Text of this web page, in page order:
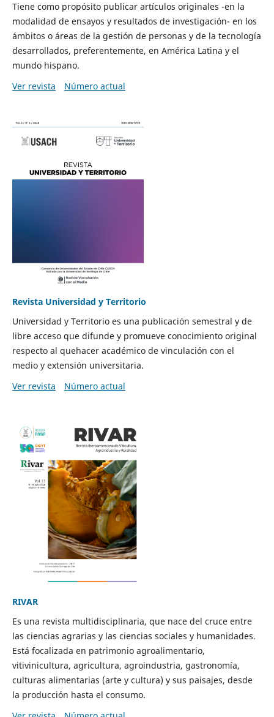
Tiene como propósito publicar artículos originales -en la
modalidad de ensayos y resultados de investigación- en los
ámbitos o áreas de la gestión de personas y de la tecnología
desarrollados, preferentemente, en América Latina y el
mundo hispano.
Ver revista
Número actual
Revista Universidad y Territorio
Universidad y Territorio es una publicación semestral y de
libre acceso que difunde y promueve conocimiento original
respecto al quehacer académico de vinculación con el
medio y extensión universitaria.
Ver revista
Número actual
RIVAR
Es una revista multidisciplinaria, que nace del cruce entre
las ciencias agrarias y las ciencias sociales y humanidades.
Está focalizada en patrimonio agroalimentario,
vitivinicultura, agricultura, agroindustria, gastronomía,
culturas alimentarias (arte y cultura) y sus paisajes, desde
la producción hasta el consumo.